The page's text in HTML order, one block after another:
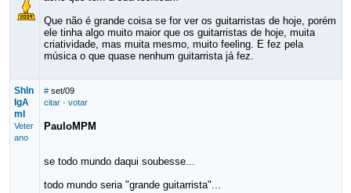
Que não é grande coisa se for ver os guitarristas de hoje, porém
ele tinha algo muito maior que os guitarristas de hoje, muita
criatividade, mas muita mesmo, muito feeling. E fez pela
música o que quase nenhum guitarrista já fez.
Shln
IgA
mI
Veter
ano
# set/09
citar· votar
PauloMPM
se todo mundo daqui soubesse...
todo mundo seria "grande guitarrista"...